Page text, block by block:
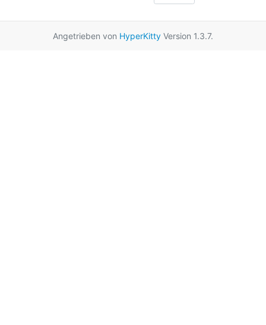
Angetrieben von HyperKitty Version 1.3.7.